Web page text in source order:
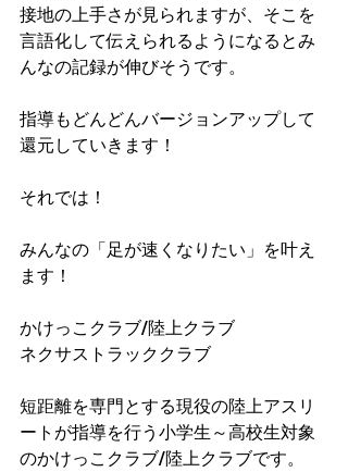
接地の上手さが見られますが、そこを
言語化して伝えられるようになるとみ
んなの記録が伸びそうです。
指導もどんどんバージョンアップして
還元していきます！
それでは！
みんなの「足が速くなりたい」を叶え
ます！
かけっこクラブ/陸上クラブ
ネクサストラッククラブ
短距離を専門とする現役の陸上アスリ
ートが指導を行う小学生～高校生対象
のかけっこクラブ/陸上クラブです。